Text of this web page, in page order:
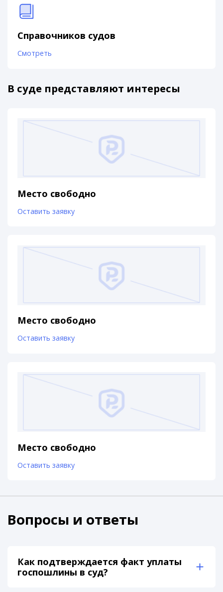
Справочников судов
Смотреть
В суде представляют интересы
Место свободно
Оставить заявку
Место свободно
Оставить заявку
Место свободно
Оставить заявку
Вопросы и ответы
Как подтверждается факт уплаты
госпошлины в суд?